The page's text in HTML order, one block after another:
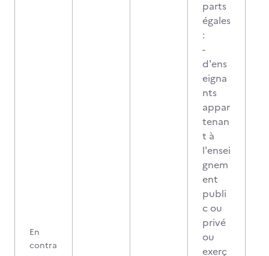
En
contra
parts
égales
:
-
d'ens
eigna
nts
appar
tenan
t à
l'ensei
gnem
ent
publi
c ou
privé
ou
exerç